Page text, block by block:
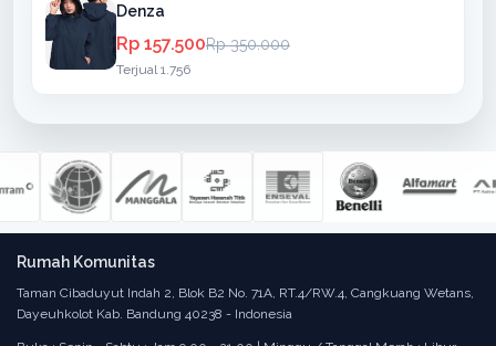
Denza
Rp 157.500Rp 350.000
Terjual 1.756
Rumah Komunitas
Taman Cibaduyut Indah 2, Blok B2 No. 71A, RT.4/RW.4, Cangkuang Wetans,
Dayeuhkolot Kab. Bandung 40238 - Indonesia